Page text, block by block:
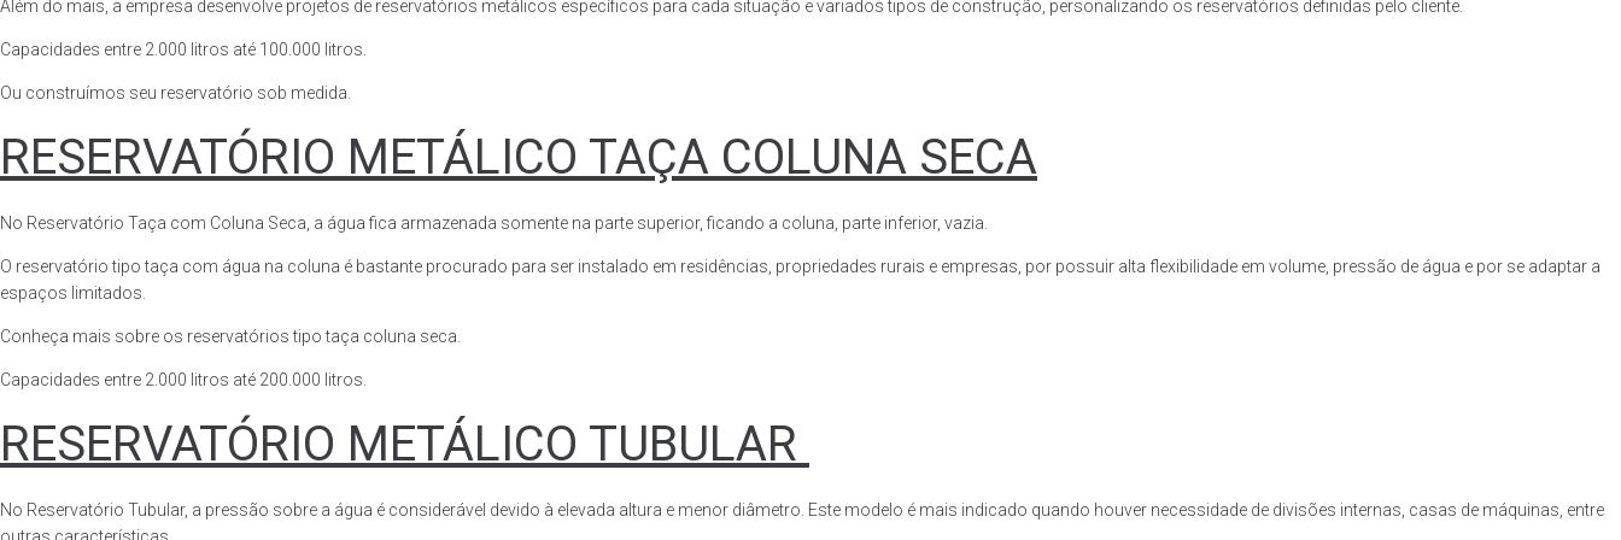
Além do mais, a empresa desenvolve projetos de reservatórios metálicos específicos para cada situação e variados tipos de construção, personalizando os reservatórios definidas pelo cliente.
Capacidades entre 2.000 litros até 100.000 litros.
Ou construímos seu reservatório sob medida.
RESERVATÓRIO METÁLICO TAÇA COLUNA SECA
No Reservatório Taça com Coluna Seca, a água fica armazenada somente na parte superior, ficando a coluna, parte inferior, vazia.
O reservatório tipo taça com água na coluna é bastante procurado para ser instalado em residências, propriedades rurais e empresas, por possuir alta flexibilidade em volume, pressão de água e por se adaptar a
espaços limitados.
Conheça mais sobre os reservatórios tipo taça coluna seca.
Capacidades entre 2.000 litros até 200.000 litros.
RESERVATÓRIO METÁLICO TUBULAR
No Reservatório Tubular, a pressão sobre a água é considerável devido à elevada altura e menor diâmetro. Este modelo é mais indicado quando houver necessidade de divisões internas, casas de máquinas, entre